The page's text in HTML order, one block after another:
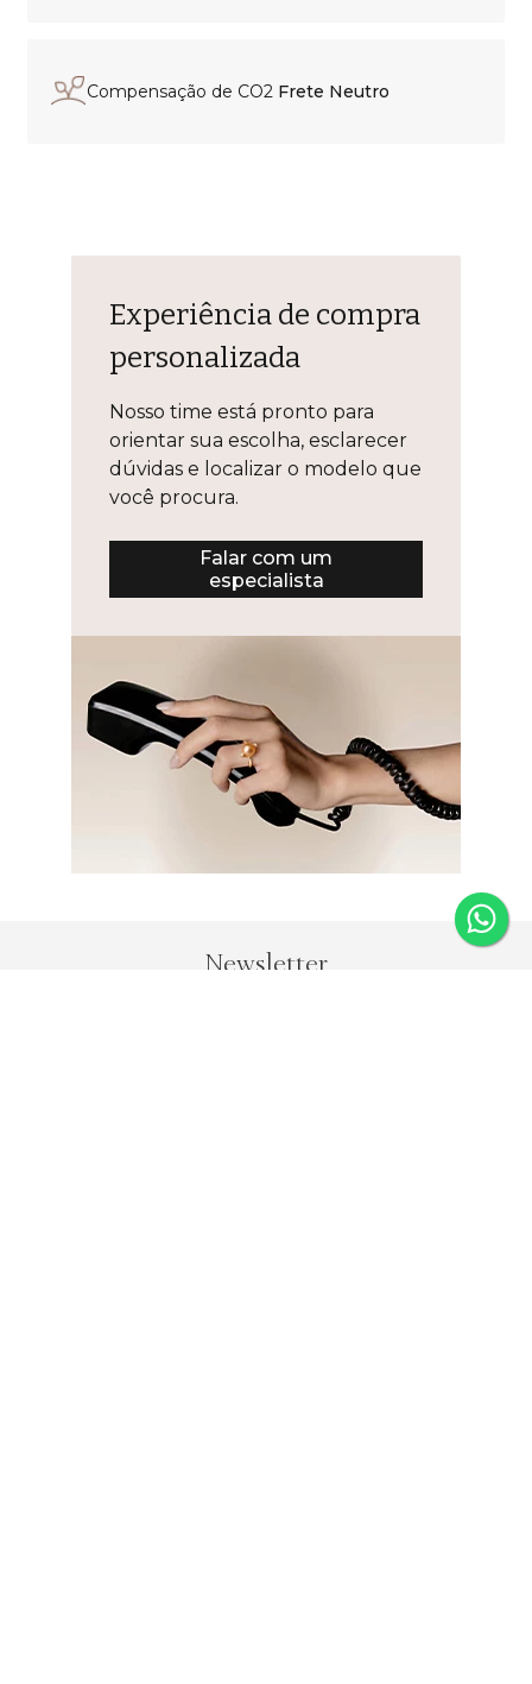
Compensação de CO2 Frete Neutro
Experiência de compra
personalizada
Nosso time está pronto para
orientar sua escolha, esclarecer
dúvidas e localizar o modelo que
você procura.
Falar com um
especialista
Newsletter